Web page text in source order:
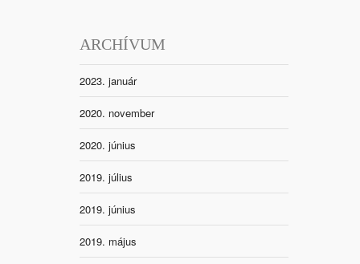
ARCHÍVUM
2023. január
2020. november
2020. június
2019. július
2019. június
2019. május